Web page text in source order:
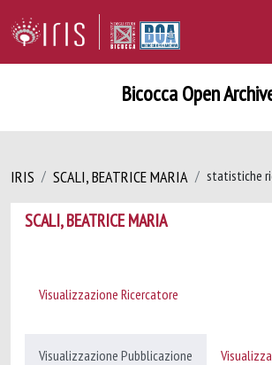
Bicocca Open
IRIS SCALI, BEATRICE MARIA statistiche
SCALI, BEATRICE MARIA
Visualizzazione Ricercatore
Visualizzazione Pubblicazione